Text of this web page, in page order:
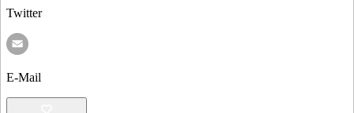
Twitter
E-Mail